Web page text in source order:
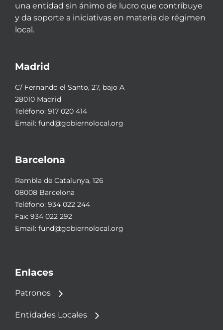
una entidad sin ánimo de lucro que contribuye
y da soporte a iniciativas en materia de régimen
local.
Madrid
C/ Fernando el Santo, 27, bajo A
28010 Madrid
Teléfono: 917 020 414
Email: fund@gobiernolocal.org
Barcelona
Rambla de Catalunya, 126
08008 Barcelona
Teléfono: 934 022 244
Fax: 934 022 292
Email: fund@gobiernolocal.org
Enlaces
Patronos
Entidades Locales